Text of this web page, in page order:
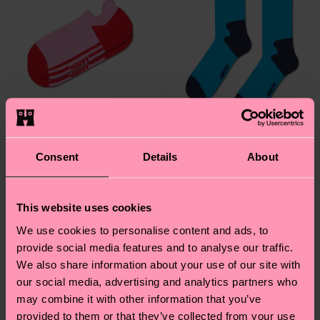
Consent Details About
This website uses cookies
We use cookies to personalise content and ads, to
provide social media features and to analyse our traffic.
We also share information about your use of our site with
our social media, advertising and analytics partners who
may combine it with other information that you’ve
provided to them or that they’ve collected from your use
Show Sock
Originalpreis
CHF 10
Reduzierter Preis
CHF 6
+1
Originalpreis
CHF 12
Reduzierter Preis
CHF 7.20
AUF LAGER